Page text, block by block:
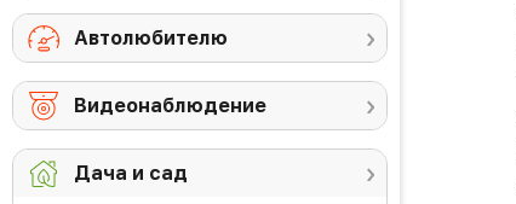
Автолюбителю
Видеонаблюдение
Дача и сад